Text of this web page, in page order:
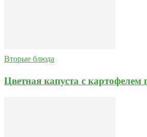
Вторые блюда
Цветная капуста с картофелем